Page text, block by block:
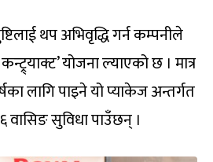
थप अभिवृद्धि गर्न कम्पनीले
योजना ल्याएको छ । मात्र
लागि पाइने यो प्याकेज अन्तर्गत
वासिङ सुविधा पाउँछन् ।